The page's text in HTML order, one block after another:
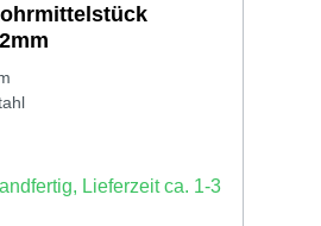
Lieferzeit ca. 1-3